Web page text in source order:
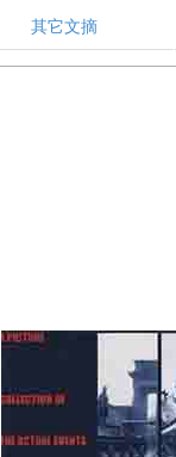
其它文摘